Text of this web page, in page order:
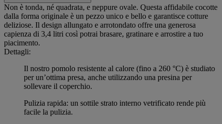
Non è tonda, né quadrata, e neppure ovale. Questa affidabile cocotte
dalla forma originale è un pezzo unico e bello e garantisce cotture
deliziose. Il design allungato e arrotondato offre una generosa
capienza di 3,4 litri così potrai brasare, gratinare e arrostire a tuo
piacimento.
Dettagli:
Il nostro pomolo resistente al calore (fino a 260 °C) è studiato
per un’ottima presa, anche utilizzando una presina per
sollevare il coperchio.
Pulizia rapida: un sottile strato interno vetrificato rende più
facile la pulizia.